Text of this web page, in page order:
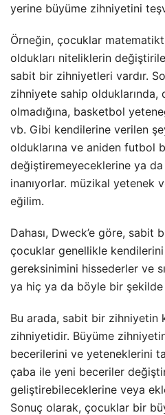
yerine büyüme zihniyetini
Örneğin, çocuklar
oldukları niteliklerin
sabit bir zihniyetleri vardır.
zihniyete sahip olduklarında,
olmadığına, basketbol
vb. Gibi kendilerine verilen
olduklarına ve aniden futbol
değiştiremeyeceklerine ya
inanıyorlar. müzikal yetenek
eğilim.
Dahası, Dweck’e göre, sabit
çocuklar genellikle
gereksinimini hissederler ve
ya hiç ya da böyle bir
Bu arada, sabit bir zihniyetin
zihniyetidir. Büyüme
becerilerini ve yeteneklerini
çaba ile yeni beceriler
geliştirebileceklerine veya
Sonuç olarak, çocuklar bir